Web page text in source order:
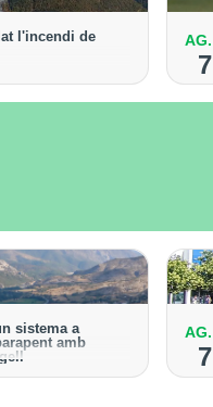
l'incendi de
punts calents
AG.
7
sistema a
amb
amb una
AG.
7